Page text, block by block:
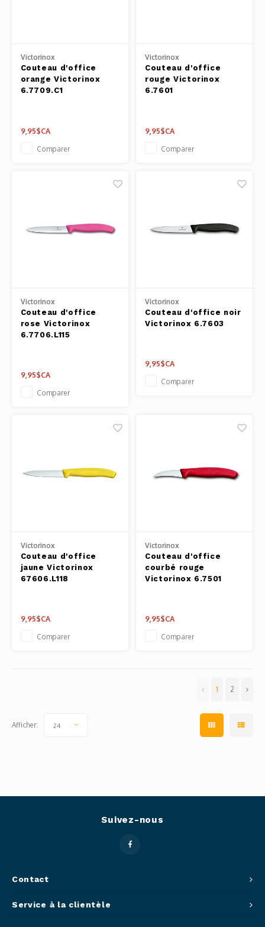
Victorinox
Couteau d'office
orange Victorinox
6.7709.C1
9,95$CA
Comparer
Victorinox
Couteau d'office
rouge Victorinox
6.7601
9,95$CA
Comparer
Victorinox
Couteau d'office
rose Victorinox
6.7706.L115
9,95$CA
Comparer
Victorinox
Couteau d'office noir
Victorinox 6.7603
9,95$CA
Comparer
Victorinox
Couteau d'office
jaune Victorinox
67606.L118
9,95$CA
Comparer
Victorinox
Couteau d'office
courbé rouge
Victorinox 6.7501
9,95$CA
Comparer
1 2
Afficher: 24
Contact
Suivez-nous
Service à la clientèle